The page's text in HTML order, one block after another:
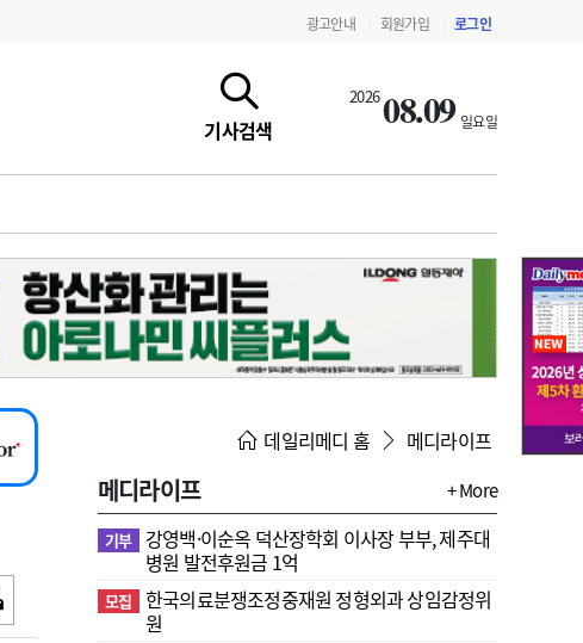
광고안내 회원가입 로그인
기사검색
202608.09 일요일
약제급여 심사 결과
데일리메디 홈 메디라이프
메디라이프 + More
기부
강영백·이순옥 덕산장학회 이사장 부부, 제주대
병원 발전후원금 1억
모집
한국의료분쟁조정중재원 정형외과 상임감정위
원